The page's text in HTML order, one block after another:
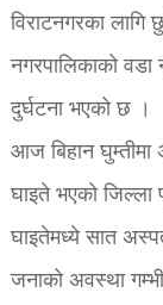
विराटनगरका
नगरपालिकाको वडा
दुर्घटना भएको छ ।
आज बिहान
घाइते भएको जिल्ला
घाइतेमध्ये सात
जनाको अवस्था